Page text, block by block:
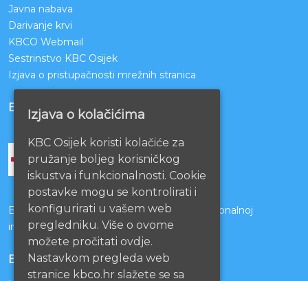
Javna nabava
Darivanje krvi
KBCO Webmail
Sestrinstvo KBC Osijek
Izjava o pristupačnosti mrežnih stranica
BOLNICE PARTNERI
Bolnice s kojima je potpisan ugovor o funkcionalnoj
integraciji
EU PROJEKTI
Izjava o kolačićima
KBC Osijek koristi kolačiće za
pružanje boljeg korisničkog
iskustva i funkcionalnosti. Cookie
postavke mogu se kontrolirati i
konfigurirati u vašem web
pregledniku. Više o ovome
možete pročitati ovdje.
Nastavkom pregleda web
stranice kbco.hr slažete se sa